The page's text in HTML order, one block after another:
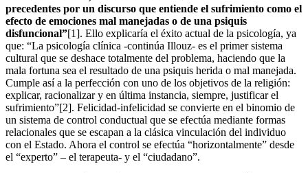
precedentes por un discurso que entiende el sufrimiento como el
efecto de emociones mal manejadas o de una psiquis
disfuncional”[1]. Ello explicaría el éxito actual de la psicología, ya
que: “La psicología clínica -continúa Illouz- es el primer sistema
cultural que se deshace totalmente del problema, haciendo que la
mala fortuna sea el resultado de una psiquis herida o mal manejada.
Cumple así a la perfección con uno de los objetivos de la religión:
explicar, racionalizar y en última instancia, siempre, justificar el
sufrimiento”[2]. Felicidad-infelicidad se convierte en el binomio de
un sistema de control conductual que se efectúa mediante formas
relacionales que se escapan a la clásica vinculación del individuo
con el Estado. Ahora el control se efectúa “horizontalmente” desde
el “experto” – el terapeuta- y el “ciudadano”.